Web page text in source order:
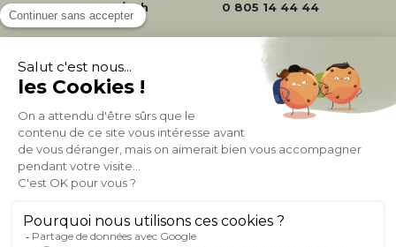
24/72h
0 805 14 44 44
À PROPOS DE MILIBOO
AIDE & CONTACT